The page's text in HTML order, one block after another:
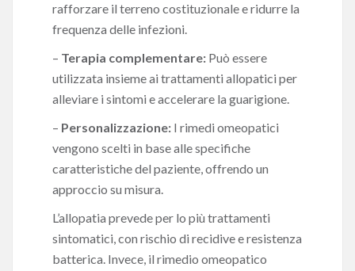
rafforzare il terreno costituzionale e ridurre la
frequenza delle infezioni.
– Terapia complementare: Può essere
utilizzata insieme ai trattamenti allopatici per
alleviare i sintomi e accelerare la guarigione.
– Personalizzazione: I rimedi omeopatici
vengono scelti in base alle specifiche
caratteristiche del paziente, offrendo un
approccio su misura.
L’allopatia prevede per lo più trattamenti
sintomatici, con rischio di recidive e resistenza
batterica. Invece, il rimedio omeopatico